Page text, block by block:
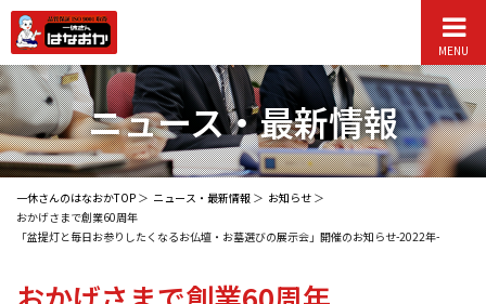
MENU
ニュース・最新情報
一休さんのはなおかTOP ニュース・最新情報
お知らせ
おかげさまで創業60周年
「盆提灯と毎日お参りしたくなるお仏壇・お墓選びの展示会」開催のお知らせ-2022年-